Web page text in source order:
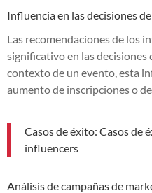
Influencia en las decisiones
Las recomendaciones de los
significativo en las decisiones
contexto de un evento, esta
aumento de inscripciones o
Casos de éxito: Casos de
influencers
Análisis de campañas de